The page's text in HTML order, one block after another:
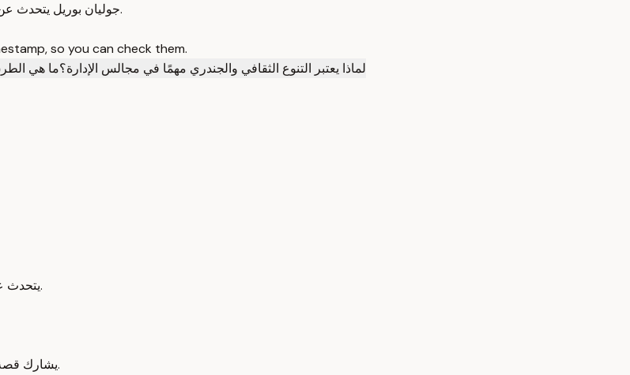
جوليان بوريل يتحدث عن تأثير الثقافة على السلوكيات وكيفية الاستفادة من التنوع الثقافي في المجتمع والعمل.
so you can check them.
ما هيلماذا يعتبر التنوع الثقافي والجندري مهمًا في مجالس الإدارة؟
يتحدث عن تجاربه الشخصية في النرويج وكيف تغيرت طريقة تفكيره بسبب الاختلافات الثقافية.
يشارك قصة رفضه لحضور دورة ريادة مخصصة للنساء كجزء من جهود تحقيق المساواة في النتائج.